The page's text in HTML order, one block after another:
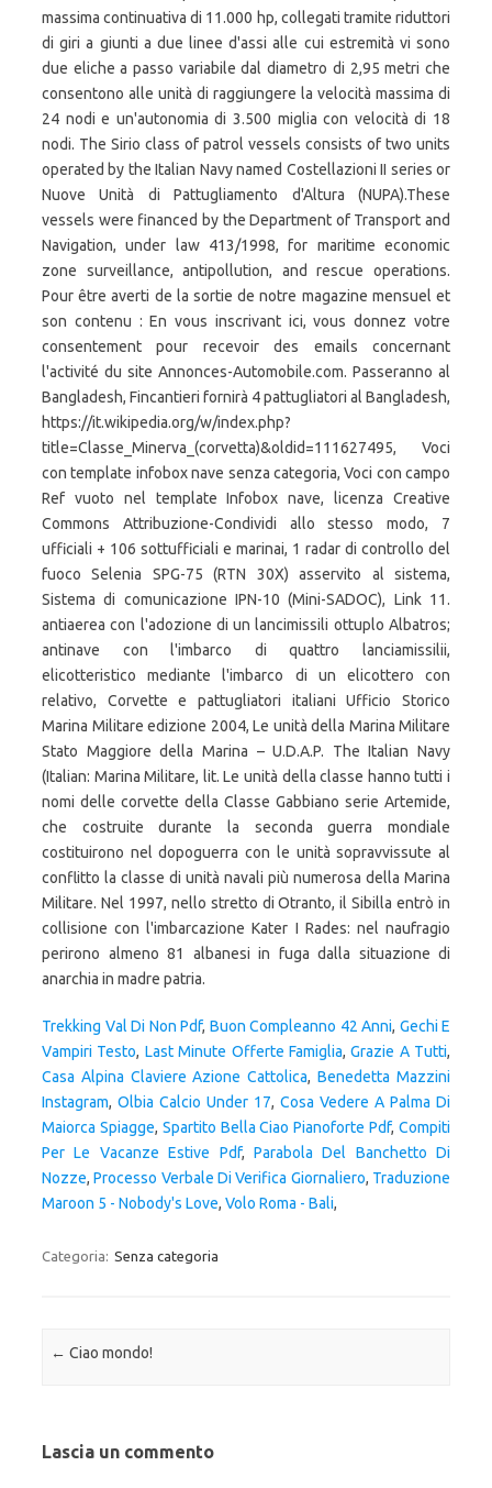
Trekking Val Di Non Pdf, Buon Compleanno 42 Anni, Gechi E
Vampiri Testo, Last Minute Offerte Famiglia,Grazie A Tutti,
Casa Alpina Claviere Azione Cattolica,Benedetta Mazzini
Instagram, Olbia Calcio Under 17, Cosa Vedere A Palma Di
Maiorca Spiagge, Spartito Bella Ciao Pianoforte Pdf,Compiti
Per Le Vacanze Estive Pdf, Parabola Del Banchetto Di
Nozze,Processo Verbale Di Verifica Giornaliero, Traduzione
Maroon 5 - Nobody's Love, Volo Roma - Bali,
Categoria: Senza categoria
Navigazione articolo
← Ciao mondo!
Lascia un commento